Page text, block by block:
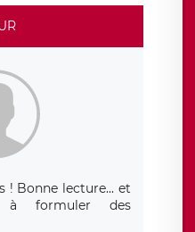
à l’adresse mail :
Vous avez
une réclamation auprès
! Bonne lecture... et
à formuler des